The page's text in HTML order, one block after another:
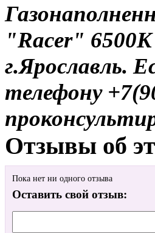
"Racer"
г.Ярославль.
телефону
Отзывы об
Пока нет ни одного отзыва
Оставить свой отзыв: